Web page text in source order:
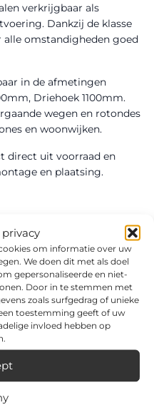
om informatie over uw
We doen dit met als doel
gepersonaliseerde en niet-
Door in te stemmen met
zoals surfgedrag of unieke
toestemming geeft of uw
invloed hebben op
verkrijgbaar als
Dankzij de klasse
omstandigheden goed
in de afmetingen
Driehoek 1100mm.
wegen en rotondes
en woonwijken.
direct uit voorraad en
en plaatsing.